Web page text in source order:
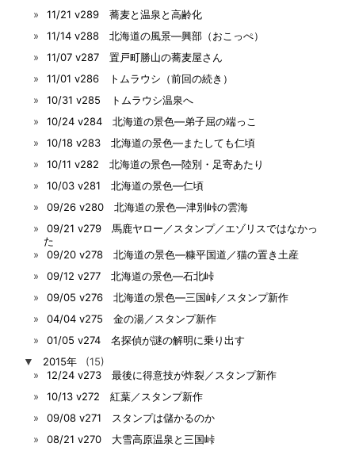
11/21 v289 蕎麦と温泉と高齢化
11/14 v288 北海道の風景―興部（おこっぺ）
11/07 v287 置戸町勝山の蕎麦屋さん
11/01 v286 トムラウシ（前回の続き）
10/31 v285 トムラウシ温泉へ
10/24 v284 北海道の景色―弟子屈の端っこ
10/18 v283 北海道の景色―またしても仁頃
10/11 v282 北海道の景色―陸別・足寄あたり
10/03 v281 北海道の景色―仁頃
09/26 v280 北海道の景色―津別峠の雲海
09/21 v279 馬鹿ヤロー／スタンプ／エゾリスではなかっ
た
09/20 v278 北海道の景色―糠平国道／猫の置き土産
09/12 v277 北海道の景色―石北峠
09/05 v276 北海道の景色―三国峠／スタンプ新作
04/04 v275 金の湯／スタンプ新作
01/05 v274 名探偵が謎の解明に乗り出す
▼
2015年
(15)
12/24 v273 最後に得意技が炸裂／スタンプ新作
10/13 v272 紅葉／スタンプ新作
09/08 v271 スタンプは儲かるのか
08/21 v270 大雪高原温泉と三国峠